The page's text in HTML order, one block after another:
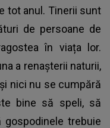
tot anul. Tinerii sunt
de persoane de
în viața lor.
a renașterii naturii,
nici nu se cumpără
bine să speli, să
trebuie